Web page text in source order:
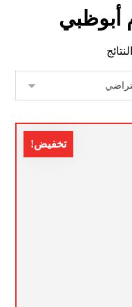
أبوظبي
تخفيض!